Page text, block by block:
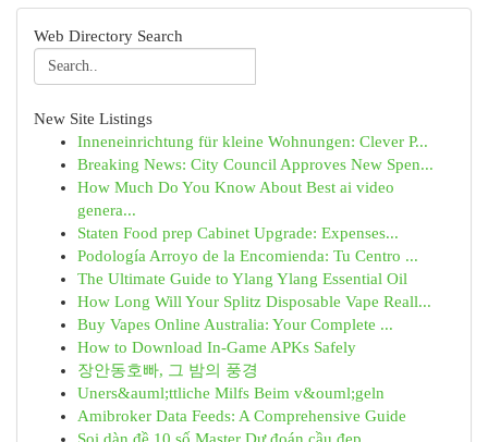
Web Directory Search
New Site Listings
Inneneinrichtung für kleine Wohnungen: Clever P...
Breaking News: City Council Approves New Spen...
How Much Do You Know About Best ai video
genera...
Staten Food prep Cabinet Upgrade: Expenses...
Podología Arroyo de la Encomienda: Tu Centro ...
The Ultimate Guide to Ylang Ylang Essential Oil
How Long Will Your Splitz Disposable Vape Reall...
Buy Vapes Online Australia: Your Complete ...
How to Download In-Game APKs Safely
장안동호빠, 그 밤의 풍경
Uners&auml;ttliche Milfs Beim v&ouml;geln
Amibroker Data Feeds: A Comprehensive Guide